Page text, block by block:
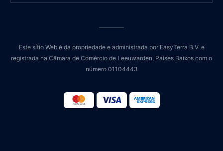
Este sítio Web é da propriedade e administrada por EasyTerra B.V. e
registrada na Câmara de Comércio de Leeuwarden, Países Baixos com o
número 01104443